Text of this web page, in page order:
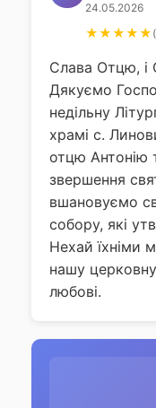
24.05.2026
★★★★★
Слава Отцю, і
Дякуємо
недільну
храмі с.
отцю Антонію
звершення
вшановуємо
собору, які
Нехай їхніми
нашу
любові.